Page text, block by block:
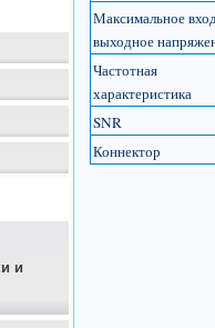
и
Максимальное
выходное
Частотная
характеристика
SNR
Коннектор